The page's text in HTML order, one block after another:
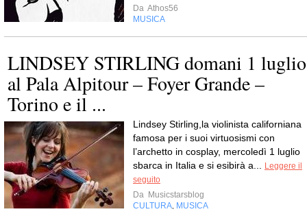
Da Athos56
MUSICA
LINDSEY STIRLING domani 1 luglio
al Pala Alpitour – Foyer Grande –
Torino e il ...
Lindsey Stirling,la violinista californiana
famosa per i suoi virtuosismi con
l’archetto in cosplay, mercoledì 1 luglio
sbarca in Italia e si esibirà a...
Leggere il
seguito
Da Musicstarsblog
CULTURA MUSICA